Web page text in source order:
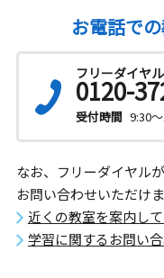
お電話で
フリーダイヤル
0120-
受付時間 9:30
なお、フリーダイヤル
お問い合わせいただけま
近くの教室を案内し
学習に関するお問い